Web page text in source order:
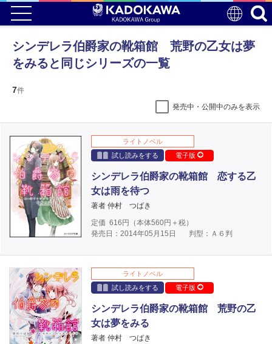
シンデレラ伯爵家の靴箱館 荒野の乙女は夢
をみると同じシリーズの一覧
7件
発売中・公開中のみを表示
ライトノベル
試し読みをする
電子版
シンデレラ伯爵家の靴箱館 恋する乙
女は雨を待つ
著者 仲村 つばき
定価 616 円（本体560円＋税）
発売日：2014年05月15日
判型：Ａ６判
ライトノベル
試し読みをする
電子版
シンデレラ伯爵家の靴箱館 荒野の乙
女は夢をみる
著者 仲村 つばき